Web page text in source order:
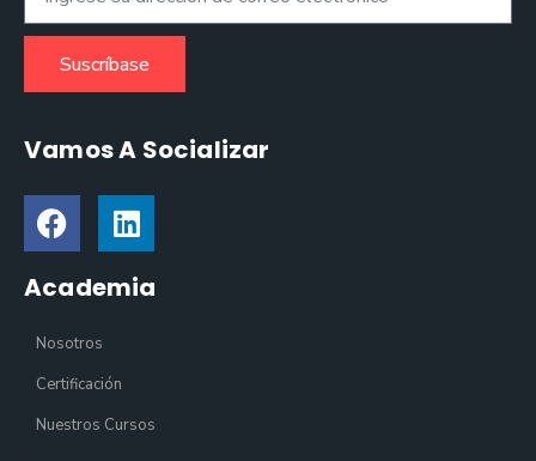
Suscríbase
Vamos A Socializar
Academia
Nosotros
Certificación
Nuestros Cursos